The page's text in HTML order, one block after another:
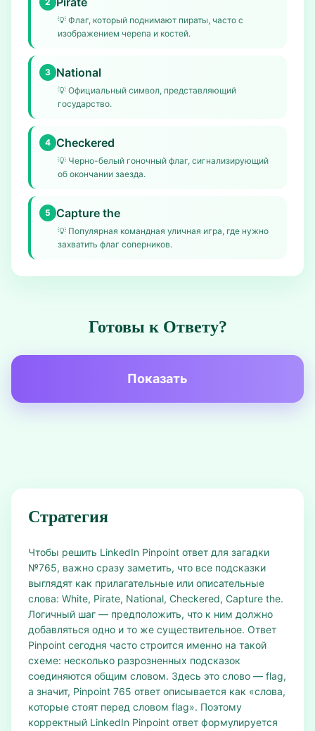
💡 Флаг, который поднимают пираты, часто с
изображением черепа и костей.
3 National
💡 Официальный символ, представляющий
государство.
4 Checkered
💡 Черно-белый гоночный флаг, сигнализирующий
об окончании заезда.
5 Capture the
💡 Популярная командная уличная игра, где нужно
захватить флаг соперников.
Готовы к Ответу?
Показать
Стратегия
Чтобы решить LinkedIn Pinpoint ответ для загадки
№765, важно сразу заметить, что все подсказки
выглядят как прилагательные или описательные
слова: White, Pirate, National, Checkered, Capture the.
Логичный шаг — предположить, что к ним должно
добавляться одно и то же существительное. Ответ
Pinpoint сегодня часто строится именно на такой
схеме: несколько разрозненных подсказок
соединяются общим словом. Здесь это слово — flag,
а значит, Pinpoint 765 ответ описывается как «слова,
которые стоят перед словом flag». Поэтому
корректный LinkedIn Pinpoint ответ формулируется